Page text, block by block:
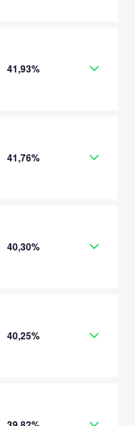
41,93%
41,76%
40,30%
40,25%